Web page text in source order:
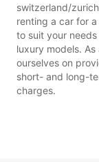
switzerland/
renting a car for
to suit your
luxury models.
ourselves on
short- and long-
charges.